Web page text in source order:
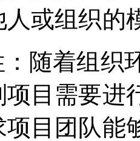
人或组织的
随着组织
项目需要进
项目团队能